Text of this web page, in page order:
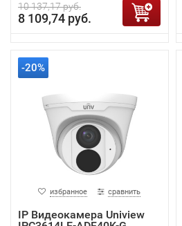
10 137,17 руб.
8 109,74 руб.
-20%
избранное сравнить
IP Видеокамера Uniview